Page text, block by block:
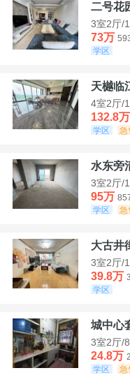
二号花
3室2厅/
73万
学区
天樾临
4室2厅/
132.8万
学区
急
水东旁
3室2厅/
95万
学区
急
大古井
3室2厅/
39.8万
学区
城中心
3室2厅/
24.8万
学区
急